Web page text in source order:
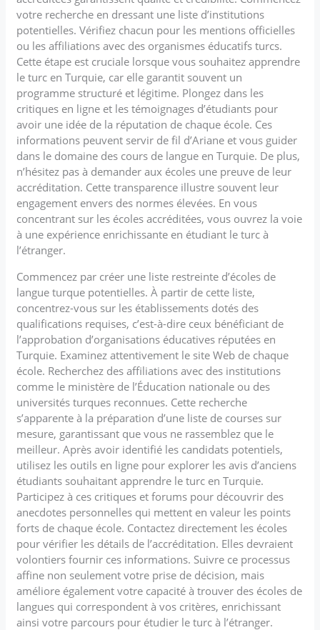
votre recherche en dressant une liste d’institutions
potentielles. Vérifiez chacun pour les mentions officielles
ou les affiliations avec des organismes éducatifs turcs.
Cette étape est cruciale lorsque vous souhaitez apprendre
le turc en Turquie, car elle garantit souvent un
programme structuré et légitime. Plongez dans les
critiques en ligne et les témoignages d’étudiants pour
avoir une idée de la réputation de chaque école. Ces
informations peuvent servir de fil d’Ariane et vous guider
dans le domaine des cours de langue en Turquie. De plus,
n’hésitez pas à demander aux écoles une preuve de leur
accréditation. Cette transparence illustre souvent leur
engagement envers des normes élevées. En vous
concentrant sur les écoles accréditées, vous ouvrez la voie
à une expérience enrichissante en étudiant le turc à
l’étranger.
Commencez par créer une liste restreinte d’écoles de
langue turque potentielles. À partir de cette liste,
concentrez-vous sur les établissements dotés des
qualifications requises, c’est-à-dire ceux bénéficiant de
l’approbation d’organisations éducatives réputées en
Turquie. Examinez attentivement le site Web de chaque
école. Recherchez des affiliations avec des institutions
comme le ministère de l’Éducation nationale ou des
universités turques reconnues. Cette recherche
s’apparente à la préparation d’une liste de courses sur
mesure, garantissant que vous ne rassemblez que le
meilleur. Après avoir identifié les candidats potentiels,
utilisez les outils en ligne pour explorer les avis d’anciens
étudiants souhaitant apprendre le turc en Turquie.
Participez à ces critiques et forums pour découvrir des
anecdotes personnelles qui mettent en valeur les points
forts de chaque école. Contactez directement les écoles
pour vérifier les détails de l’accréditation. Elles devraient
volontiers fournir ces informations. Suivre ce processus
affine non seulement votre prise de décision, mais
améliore également votre capacité à trouver des écoles de
langues qui correspondent à vos critères, enrichissant
ainsi votre parcours pour étudier le turc à l’étranger.